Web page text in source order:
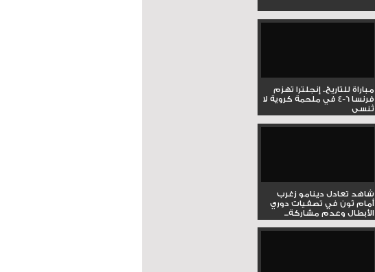
مباراة للتاريخ.. إنجلترا تهزم
فرنسا 6-4 في ملحمة كروية لا
تُنسى
شاهد تعادل دينامو زغرب
أمام ثون في تصفيات دوري
الأبطال وعدم مشاركة...